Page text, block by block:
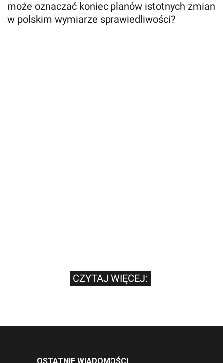
może oznaczać koniec planów istotnych zmian
w polskim wymiarze sprawiedliwości?
CZYTAJ WIĘCEJ:
OSTATNIE WIADOMOŚCI